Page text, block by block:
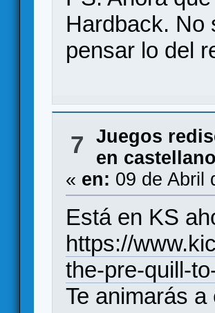
Hardback. No
pensar lo del
7 Juegos
en
« en: 09 de Abril
Está en KS
https://
the-pre-quill-
Te animarás